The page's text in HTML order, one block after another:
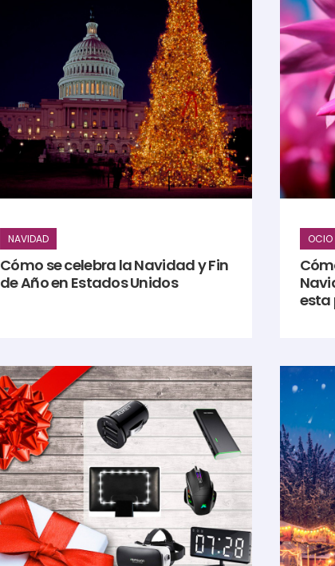
NAVIDAD
Cómo se celebra la Navidad y Fin
de Año en Estados Unidos
OCIO
esta